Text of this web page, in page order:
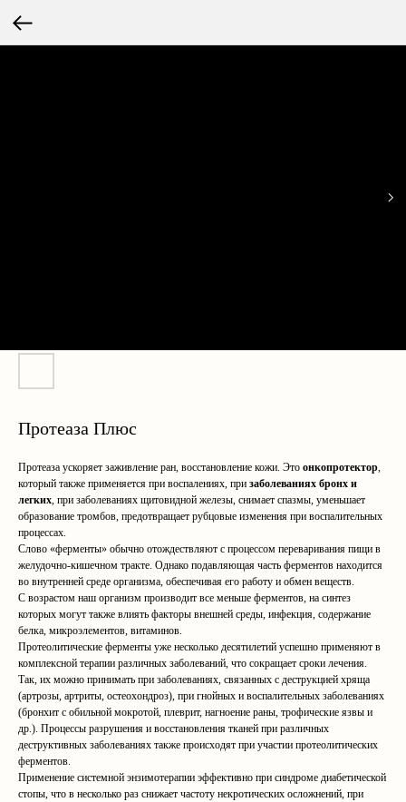
Протеаза Плюс
Протеаза ускоряет заживление ран, восстановление кожи. Это онкопротектор,
который также применяется при воспалениях, при заболеваниях бронх и
легких, при заболеваниях щитовидной железы, снимает спазмы, уменьшает
образование тромбов, предотвращает рубцовые изменения при воспалительных
процессах.
Слово «ферменты» обычно отождествляют с процессом переваривания пищи в
желудочно-кишечном тракте. Однако подавляющая часть ферментов находится
во внутренней среде организма, обеспечивая его работу и обмен веществ.
С возрастом наш организм производит все меньше ферментов, на синтез
которых могут также влиять факторы внешней среды, инфекция, содержание
белка, микроэлементов, витаминов.
Протеолитические ферменты уже несколько десятилетий успешно применяют в
комплексной терапии различных заболеваний, что сокращает сроки лечения.
Так, их можно принимать при заболеваниях, связанных с деструкцией хряща
(артрозы, артриты, остеохондроз), при гнойных и воспалительных заболеваниях
(бронхит с обильной мокротой, плеврит, нагноение раны, трофические язвы и
др.). Процессы разрушения и восстановления тканей при различных
деструктивных заболеваниях также происходят при участии протеолитических
ферментов.
Применение системной энзимотерапии эффективно при синдроме диабетической
стопы, что в несколько раз снижает частоту некротических осложнений, при